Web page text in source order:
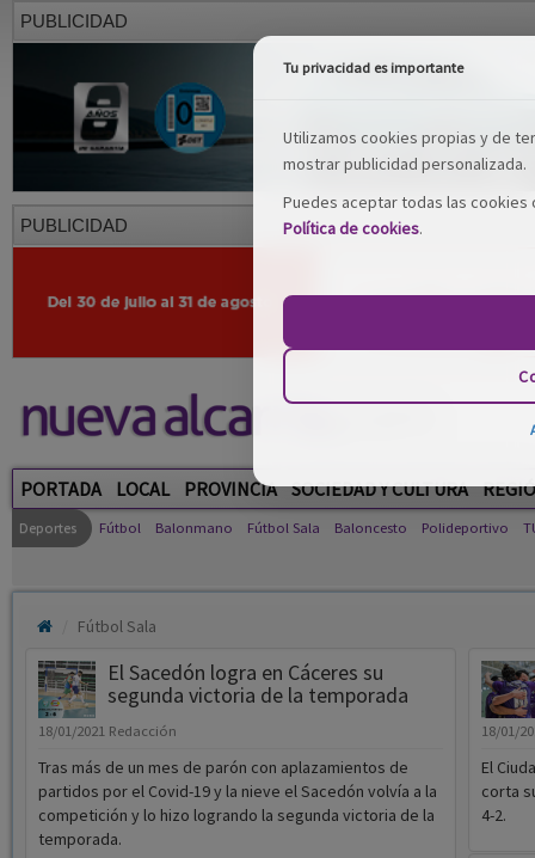
PUBLICIDAD
PUBLICIDAD
PORTADA LOCAL PROVINCIA SOCIEDAD Y CULTURA
Deportes Fútbol Balonmano Fútbol Sala Baloncesto Polideportivo
Fútbol Sala
El Sacedón logra en Cáceres su
segunda victoria de la temporada
18/01/2021 Redacción
Tras más de un mes de parón con aplazamientos de
partidos por el Covid-19 y la nieve el Sacedón volvía a la
competición y lo hizo logrando la segunda victoria de la
temporada.
18/01/
El
corta
4-2.
Tu privacidad es importante
Utilizamos cookies propias y de
mostrar publicidad personalizada.
Puedes aceptar todas las
Política de cookies.